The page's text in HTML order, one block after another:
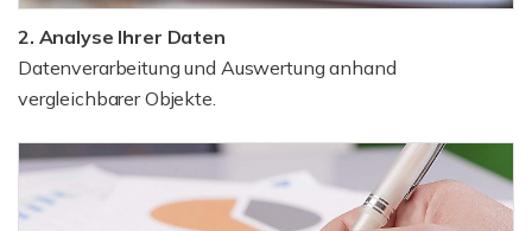
2. Analyse Ihrer Daten
Datenverarbeitung und Auswertung anhand
vergleichbarer Objekte.